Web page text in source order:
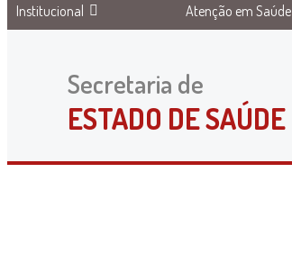
Institucional Atenção em Saúde
Secretaria de
ESTADO DE SAÚDE